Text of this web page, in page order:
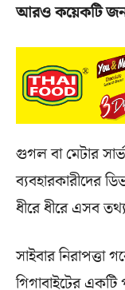
আরও কয়েকটি
গুগল বা মেটার
ব্যবহারকারীদের
ধীরে ধীরে এসব
সাইবার
গিগাবাইটের